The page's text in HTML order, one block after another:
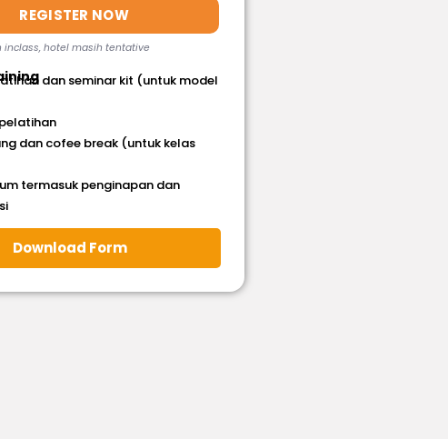
REGISTER NOW
inclass, hotel masih tentative
dan seminar kit (untuk model
dan cofee break (untuk kelas
termasuk penginapan dan
Download Form